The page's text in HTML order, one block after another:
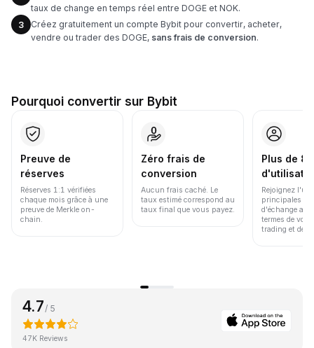
taux de change en temps réel entre DOGE et NOK.
3
Créez gratuitement un compte Bybit pour convertir, acheter,
vendre ou trader des DOGE, sans frais de conversion.
Pourquoi convertir sur Bybit
Preuve de
réserves
Réserves 1:1 vérifiées
chaque mois grâce à une
preuve de Merkle on-
chain.
Zéro frais de
conversion
Aucun frais caché. Le
taux estimé correspond au
taux final que vous payez.
Plus de
Rejoignez
principales
d'échange au
termes de
trading et de
4.7 / 5
47K Reviews